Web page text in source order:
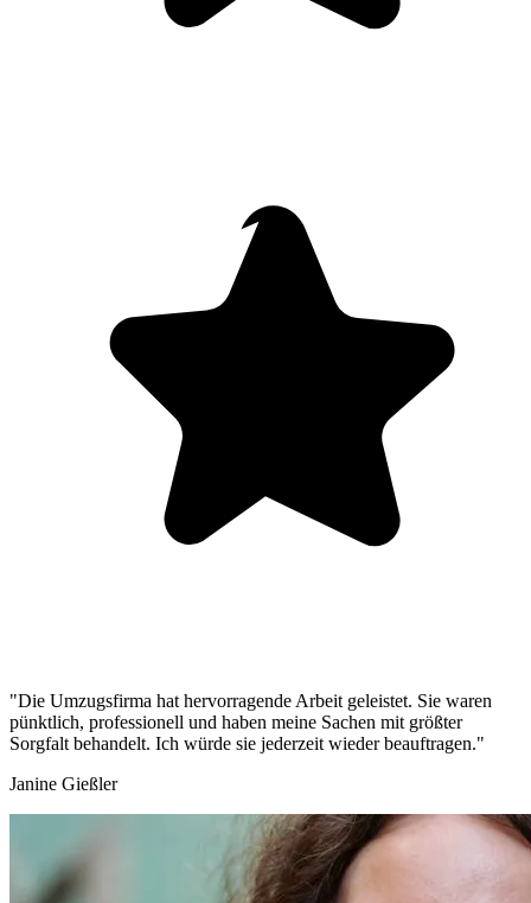
"Die Umzugsfirma hat hervorragende Arbeit geleistet. Sie waren
pünktlich, professionell und haben meine Sachen mit größter
Sorgfalt behandelt. Ich würde sie jederzeit wieder beauftragen."
Janine Gießler